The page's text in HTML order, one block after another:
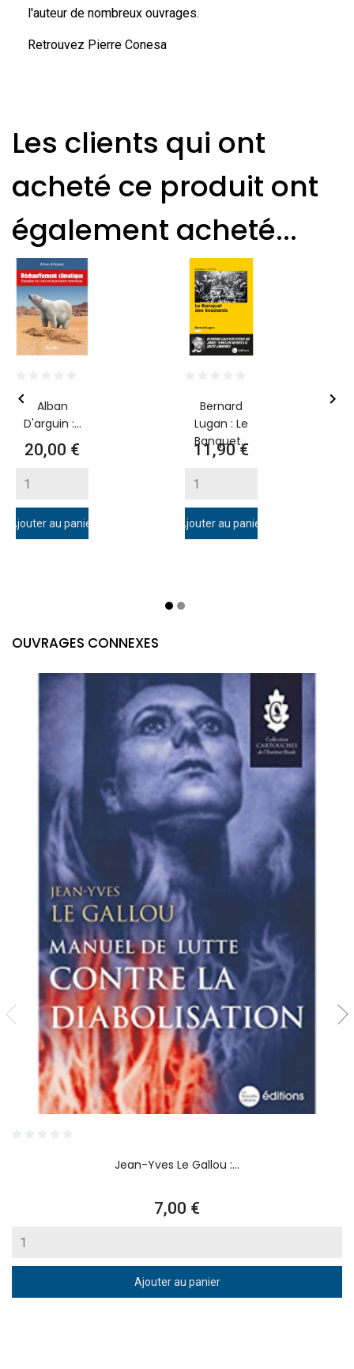
l'auteur de nombreux ouvrages.
Retrouvez Pierre Conesa
Les clients qui ont
acheté ce produit ont
également acheté...
Alban
D'arguin :...
Prix
20,00 €
Ajouter au panier
Bernard
Lugan : Le
Banquet...
Prix
11,90 €
Ajouter au panier
 
OUVRAGES CONNEXES
Jean-Yves Le Gallou :...
Prix
7,00 €
Ajouter au panier